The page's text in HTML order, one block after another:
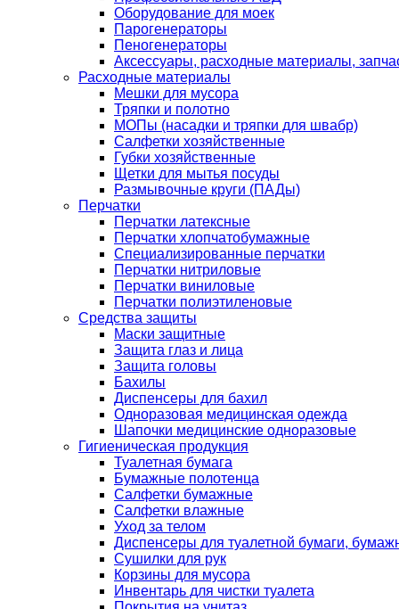
Оборудование для моек
Парогенераторы
Пеногенераторы
Аксессуары, расходные материалы,
Расходные материалы
Мешки для мусора
Тряпки и полотно
МОПы (насадки и тряпки для швабр)
Салфетки хозяйственные
Губки хозяйственные
Щетки для мытья посуды
Размывочные круги (ПАДы)
Перчатки
Перчатки латексные
Перчатки хлопчатобумажные
Специализированные перчатки
Перчатки нитриловые
Перчатки виниловые
Перчатки полиэтиленовые
Средства защиты
Маски защитные
Защита глаз и лица
Защита головы
Бахилы
Диспенсеры для бахил
Одноразовая медицинская одежда
Шапочки медицинские одноразовые
Гигиеническая продукция
Туалетная бумага
Бумажные полотенца
Салфетки бумажные
Салфетки влажные
Уход за телом
Диспенсеры для туалетной бумаги,
Сушилки для рук
Корзины для мусора
Инвентарь для чистки туалета